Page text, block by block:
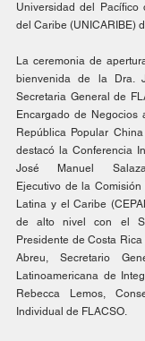
Universidad del Pacífico
del Caribe (UNICARIBE)
La ceremonia de
bienvenida de la Dra.
Secretaria General de
Encargado de
República Popular
destacó la Conferencia
José Manuel
Ejecutivo de la
Latina y el Caribe
de alto nivel con el
Presidente de Costa
Abreu, Secretario
Latinoamericana de
Rebecca Lemos,
Individual de FLACSO.